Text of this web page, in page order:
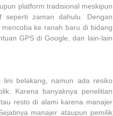
platform tradisional meskipun
seperti zaman dahulu. Dengan
ke ranah baru di bidang
GPS di Google, dan lain-lain
belakang, namun ada resiko
Karena banyaknya penelitian
resto di alami karena manajer
manajer ataupun pemilik